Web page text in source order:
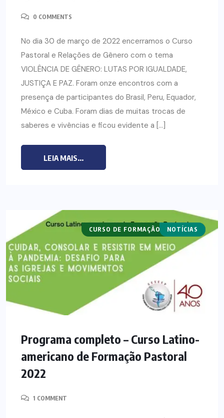
0 COMMENTS
No dia 30 de março de 2022 encerramos o Curso
Pastoral e Relações de Gênero com o tema
VIOLÊNCIA DE GÊNERO: LUTAS POR IGUALDADE,
JUSTIÇA E PAZ. Foram onze encontros com a
presença de participantes do Brasil, Peru, Equador,
México e Cuba. Foram dias de muitas trocas de
saberes e vivências e ficou evidente a […]
LEIA MAIS...
CURSO DE FORMAÇÃO PASTORAL
CURSOS
NOTÍCIAS
Programa completo – Curso Latino-
americano de Formação Pastoral
2022
1 COMMENT